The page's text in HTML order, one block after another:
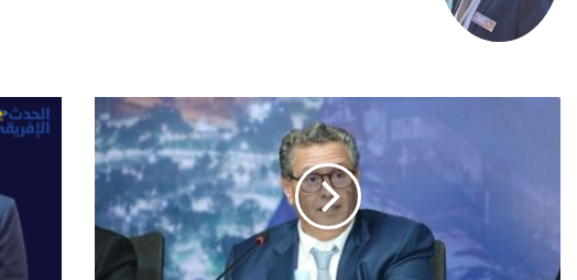
مختلّة
انهيار
عمارة
والعمل